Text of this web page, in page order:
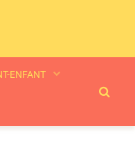
ENFANT